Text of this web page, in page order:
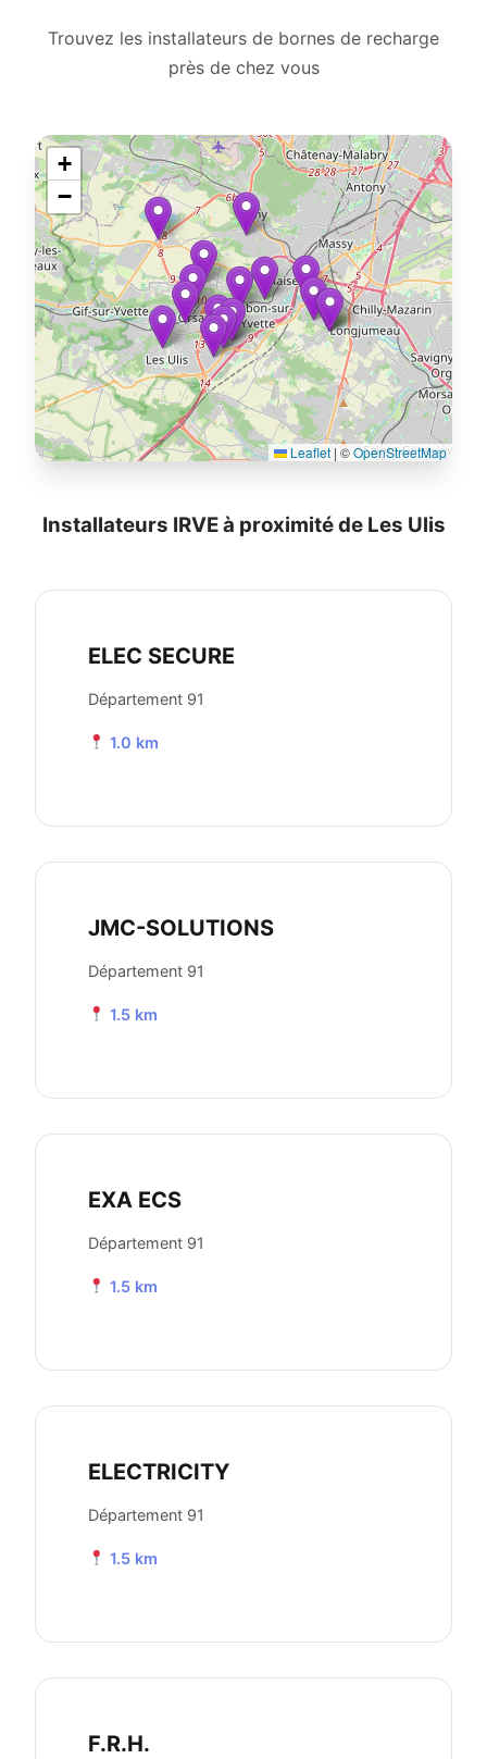
Trouvez les installateurs de bornes de recharge
près de chez vous
+
−
Leaflet | ©OpenStreetMap
Installateurs IRVE à proximité de Les Ulis
ELEC SECURE
Département 91
1.0 km
JMC-SOLUTIONS
Département 91
1.5 km
EXA ECS
Département 91
1.5 km
ELECTRICITY
Département 91
1.5 km
F.R.H.